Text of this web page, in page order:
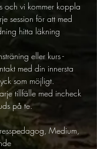
och vi kommer koppla
session för att med
hitta läkning
eller kurs -
med din innersta
som möjligt.
tillfälle med incheck
på te.
Medium,